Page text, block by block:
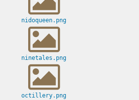
nidoqueen.png
ninetales.png
octillery.png